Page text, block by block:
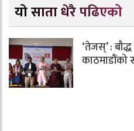
यो साता धेरै पढिएको
‘तेजस्’ :
काठमाडौंको